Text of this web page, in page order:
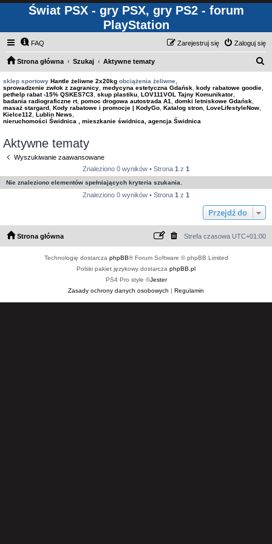
Świat PSX - gry PSX, gry PS2 - forum
PlayStation
FAQ Zaloguj się
Zarejestruj się
Strona główna Szukaj Aktywne tematy
sklep sportowy Hantle żeliwne 2x20kg obciążenia żeliwne,
sprowadzenie zwłok z zagranicy medycyna estetyczna Gdańsk kody rabatowe goodie
pethelp rabat -15% QSKES7C3 skup plastiku LOV111VOL Tajny Komunikator
badania radiograficzne rt, pomoc drogowa autostrada A1 domki letniskowe Gdańsk
masaż stargard Kody rabatowe i promocje | KodyGo Katalog stron LoveLifestyleNow
Kielce112
Lublin News
nieruchomości Świdnica , mieszkanie świdnica, agencja Świdnica
Aktywne tematy
Wyszukiwanie zaawansowane
Znaleziono 0 wyników • Strona 1 z 1
Nie znaleziono elementów spełniających kryteria szukania.
Znaleziono 0 wyników • Strona 1 z 1
Przejdź do
Strona główna Strefa czasowa UTC+01:00
Technologię dostarcza phpBB® Forum Software © phpBB Limited
Polski pakiet językowy dostarcza phpBB.pl
PS4 Pro style ©Jester
Zasady ochrony danych osobowych | Regulamin